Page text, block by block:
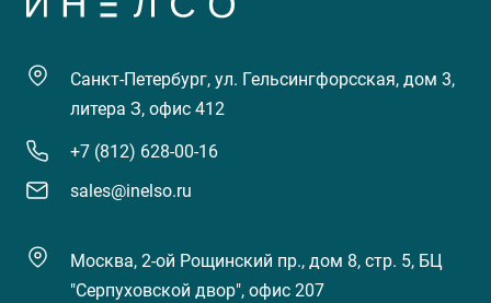
Санкт-Петербург, ул. Гельсингфорсская, дом 3,
литера З, офис 412
+7 (812) 628-00-16
sales@inelso.ru
Москва, 2-ой Рощинский пр., дом 8, стр. 5, БЦ
"Серпуховской двор", офис 207